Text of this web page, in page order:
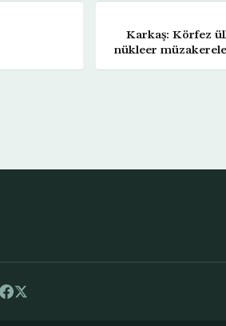
Karkaş: Körfez
nükleer